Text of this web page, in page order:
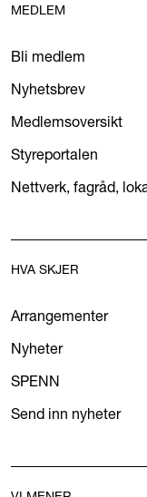
MEDLEM
Bli medlem
Nyhetsbrev
Medlemsoversikt
Styreportalen
Nettverk, fagråd,
HVA SKJER
Arrangementer
Nyheter
SPENN
Send inn nyheter